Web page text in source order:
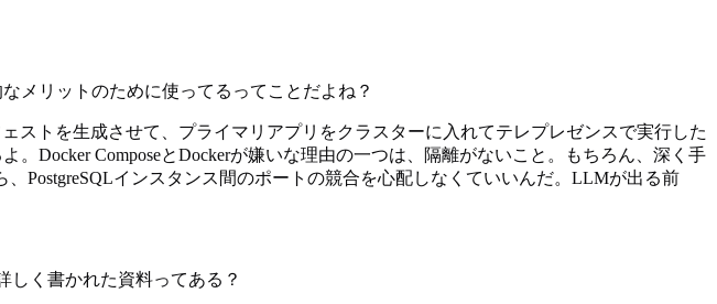
メリットのために使ってるってことだよね？
ストを生成させて、プライマリアプリをクラスターに入れてテレプレゼンスで実行した
Docker ComposeとDockerが嫌いな理由の一つは、隔離がないこと。もちろん、深く手
PostgreSQLインスタンス間のポートの競合を心配しなくていいんだ。LLMが出る前
しく書かれた資料ってある？